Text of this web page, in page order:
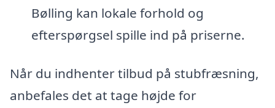
Bølling kan lokale forhold og
efterspørgsel spille ind på priserne.
Når du indhenter tilbud på stubfræsning,
anbefales det at tage højde for